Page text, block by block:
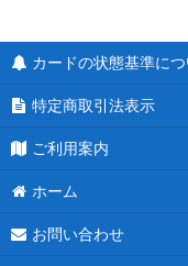
カードの状態基準に
特定商取引法表示
ご利用案内
ホーム
お問い合わせ